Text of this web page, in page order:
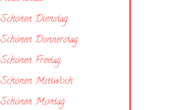
Schönen Dienstag
Schönen Donnerstag
Schönen Freitag
Schönen Mittwoch
Schönen Montag